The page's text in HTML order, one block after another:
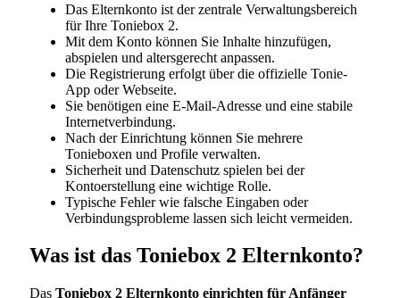
Das Elternkonto ist der zentrale Verwaltungsbereich
für Ihre Toniebox 2.
Mit dem Konto können Sie Inhalte hinzufügen,
abspielen und altersgerecht anpassen.
Die Registrierung erfolgt über die offizielle Tonie-
App oder Webseite.
Sie benötigen eine E-Mail-Adresse und eine stabile
Internetverbindung.
Nach der Einrichtung können Sie mehrere
Tonieboxen und Profile verwalten.
Sicherheit und Datenschutz spielen bei der
Kontoerstellung eine wichtige Rolle.
Typische Fehler wie falsche Eingaben oder
Verbindungsprobleme lassen sich leicht vermeiden.
Was ist das Toniebox 2 Elternkonto?
Das Toniebox 2 Elternkonto einrichten für Anfänger